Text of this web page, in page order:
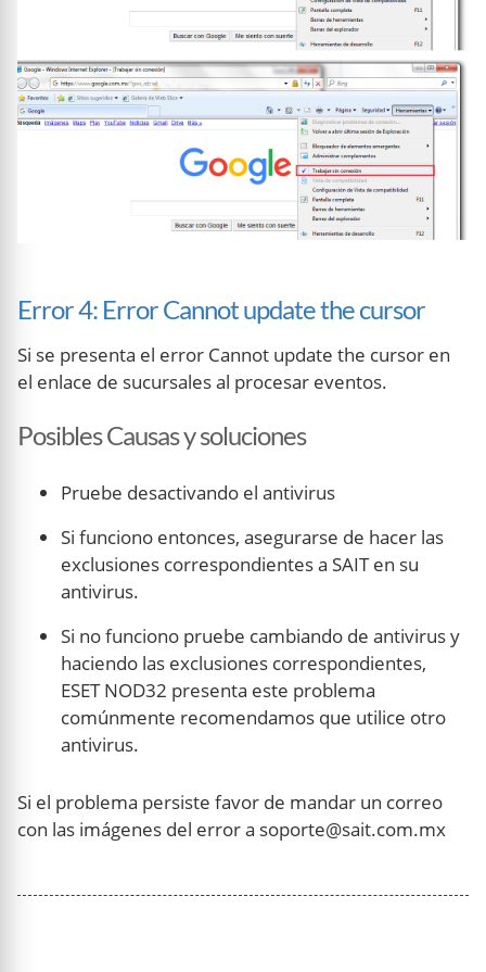
Error 4: Error Cannot update the cursor
Si se presenta el error Cannot update the cursor en
el enlace de sucursales al procesar eventos.
Posibles Causas y soluciones
Pruebe desactivando el antivirus
Si funciono entonces, asegurarse de hacer las
exclusiones correspondientes a SAIT en su
antivirus.
Si no funciono pruebe cambiando de antivirus y
haciendo las exclusiones correspondientes,
ESET NOD32 presenta este problema
comúnmente recomendamos que utilice otro
antivirus.
Si el problema persiste favor de mandar un correo
con las imágenes del error a soporte@sait.com.mx